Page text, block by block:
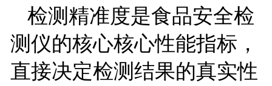
检测精准度是食品安全检
测仪的核心核心性能指标，
直接决定检测结果的真实性